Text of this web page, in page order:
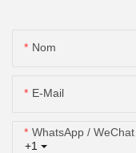
Nom
E-Mail
+1
WhatsApp / WeChat